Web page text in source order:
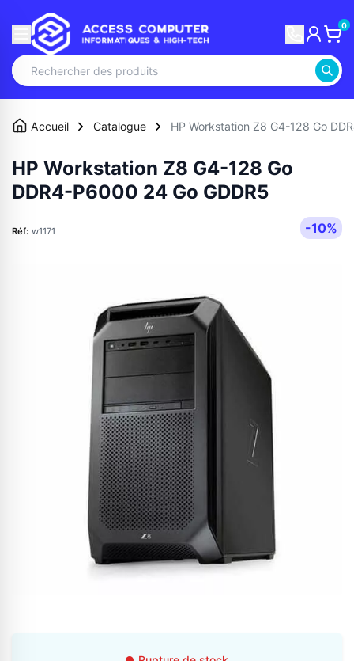
0
Appelez-nous au
06 36 88 27 81
Accueil Catalogue HP Workstation Z8 G4-128 Go
HP Workstation Z8 G4-128 Go
DDR4-P6000 24 Go GDDR5
Réf: w1171 -10%